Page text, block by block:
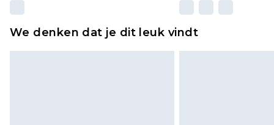
We denken dat je dit leuk vindt